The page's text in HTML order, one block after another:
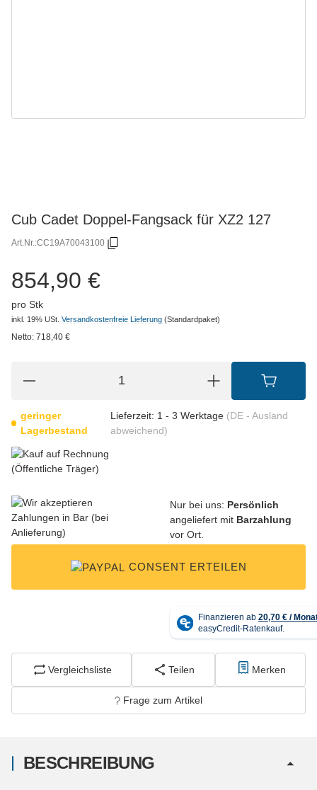
Cub Cadet Doppel-Fangsack für XZ2 127
Art.Nr.:CC19A70043100
854,90 €
pro Stk
inkl. 19% USt. Versandkostenfreie Lieferung (Standardpaket)
Netto: 718,40 €
geringer
Lagerbestand
Lieferzeit: 1 - 3 Werktage (DE - Ausland
abweichend)
Nur bei uns: Persönlich
angeliefert mit Barzahlung
vor Ort.
CONSENT ERTEILEN
Vergleichsliste Teilen Merken
Frage zum Artikel
BESCHREIBUNG